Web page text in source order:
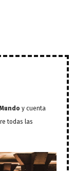
y cuenta
todas las